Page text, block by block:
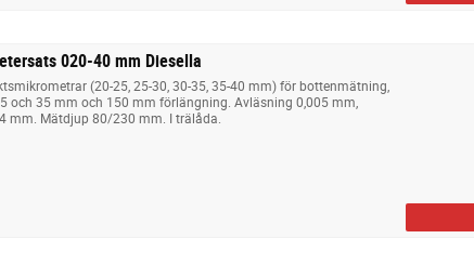
020-40 mm Diesella
(20-25, 25-30, 30-35, 35-40 mm) för bottenmätning,
och 35 mm och 150 mm förlängning. Avläsning 0,005 mm,
mm. Mätdjup 80/230 mm. I trälåda.